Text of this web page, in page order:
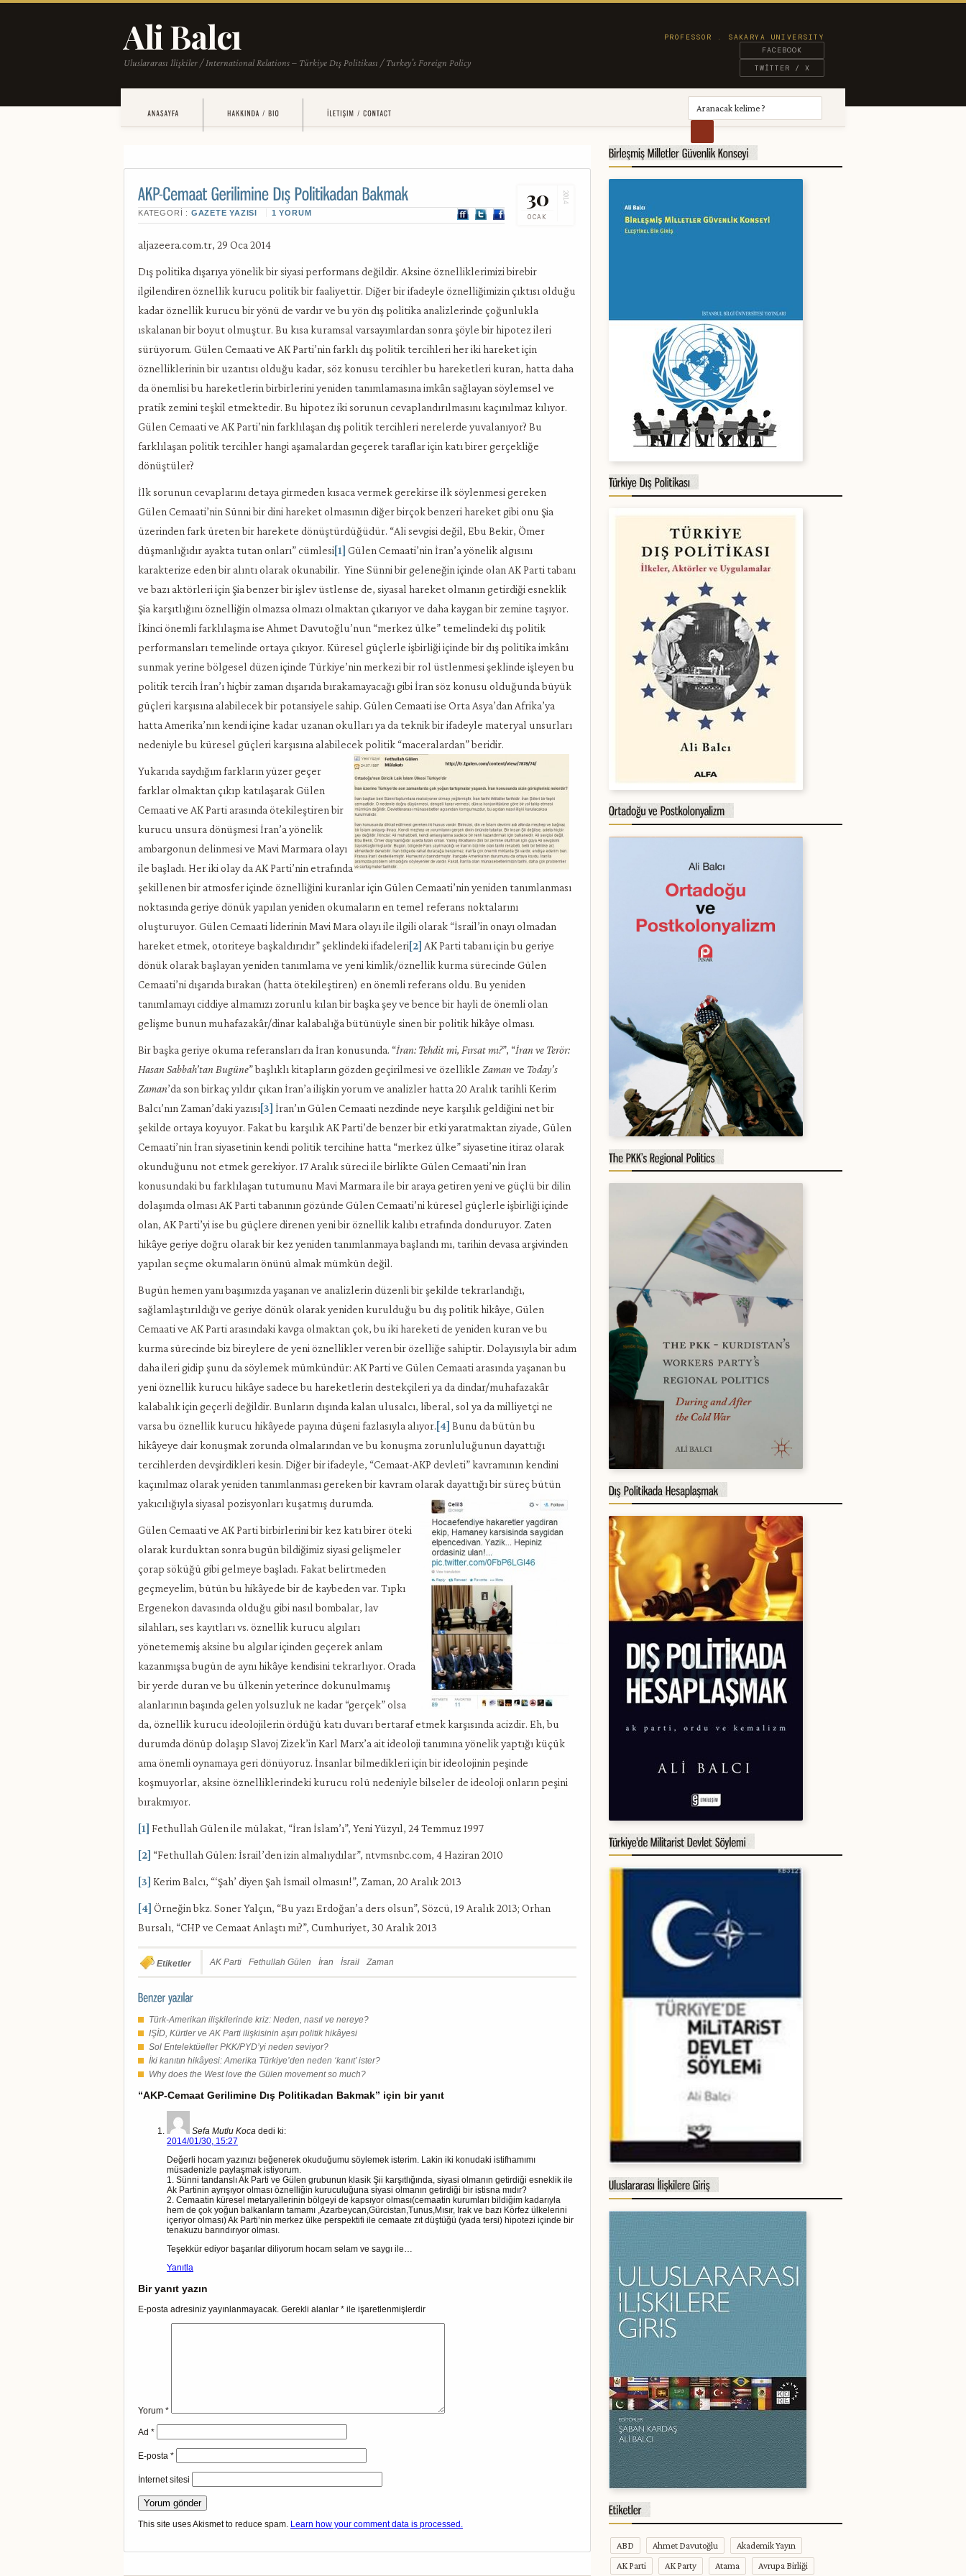
FACEBOOK
TWITTER / X
KATEGORI : GAZETE YAZISI 1 YORUM
30
OCAK
2014
aljazeera.com.tr, 29 Oca 2014
Dış politika dışarıya yönelik bir siyasi performans değildir. Aksine öznelliklerimizi birebir
ilgilendiren öznellik kurucu politik bir faaliyettir. Diğer bir ifadeyle öznelliğimizin çıktısı olduğu
kadar öznellik kurucu bir yönü de vardır ve bu yön dış politika analizlerinde çoğunlukla
ıskalanan bir boyut olmuştur. Bu kısa kuramsal varsayımlardan sonra şöyle bir hipotez ileri
sürüyorum. Gülen Cemaati ve AK Parti’nin farklı dış politik tercihleri her iki hareket için
öznelliklerinin bir uzantısı olduğu kadar, söz konusu tercihler bu hareketleri kuran, hatta daha
da önemlisi bu hareketlerin birbirlerini yeniden tanımlamasına imkân sağlayan söylemsel ve
pratik zemini teşkil etmektedir. Bu hipotez iki sorunun cevaplandırılmasını kaçınılmaz kılıyor.
Gülen Cemaati ve AK Parti’nin farklılaşan dış politik tercihleri nerelerde yuvalanıyor? Bu
farklılaşan politik tercihler hangi aşamalardan geçerek taraflar için katı birer gerçekliğe
dönüştüler?
İlk sorunun cevaplarını detaya girmeden kısaca vermek gerekirse ilk söylenmesi gereken
Gülen Cemaati’nin Sünni bir dini hareket olmasının diğer birçok benzeri hareket gibi onu Şia
üzerinden fark üreten bir harekete dönüştürdüğüdür. “Ali sevgisi değil, Ebu Bekir, Ömer
düşmanlığıdır ayakta tutan onları” cümlesi [1] Gülen Cemaati’nin İran’a yönelik algısını
karakterize eden bir alıntı olarak okunabilir. Yine Sünni bir geleneğin içinde olan AK Parti tabanı
ve bazı aktörleri için Şia benzer bir işlev üstlense de, siyasal hareket olmanın getirdiği esneklik
Şia karşıtlığını öznelliğin olmazsa olmazı olmaktan çıkarıyor ve daha kaygan bir zemine taşıyor.
İkinci önemli farklılaşma ise Ahmet Davutoğlu’nun “merkez ülke” temelindeki dış politik
performansları temelinde ortaya çıkıyor. Küresel güçlerle işbirliği içinde bir dış politika imkânı
sunmak yerine bölgesel düzen içinde Türkiye’nin merkezi bir rol üstlenmesi şeklinde işleyen bu
politik tercih İran’ı hiçbir zaman dışarıda bırakamayacağı gibi İran söz konusu olduğunda büyük
güçleri karşısına alabilecek bir potansiyele sahip. Gülen Cemaati ise Orta Asya’dan Afrika’ya
hatta Amerika’nın kendi içine kadar uzanan okulları ya da teknik bir ifadeyle materyal unsurları
nedeniyle bu küresel güçleri karşısına alabilecek politik “maceralardan” beridir.
Yukarıda saydığım farkların yüzer geçer
farklar olmaktan çıkıp katılaşarak Gülen
Cemaati ve AK Parti arasında ötekileştiren bir
kurucu unsura dönüşmesi İran’a yönelik
ambargonun delinmesi ve Mavi Marmara olayı
ile başladı. Her iki olay da AK Parti’nin etrafında
şekillenen bir atmosfer içinde öznelliğini kuranlar için Gülen Cemaati’nin yeniden tanımlanması
noktasında geriye dönük yapılan yeniden okumaların en temel referans noktalarını
oluşturuyor. Gülen Cemaati liderinin Mavi Mara olayı ile ilgili olarak “İsrail’in onayı olmadan
hareket etmek, otoriteye başkaldırıdır” şeklindeki ifadeleri [2] AK Parti tabanı için bu geriye
dönük olarak başlayan yeniden tanımlama ve yeni kimlik/öznellik kurma sürecinde Gülen
Cemaati’ni dışarıda bırakan (hatta ötekileştiren) en önemli referans oldu. Bu yeniden
tanımlamayı ciddiye almamızı zorunlu kılan bir başka şey ve bence bir hayli de önemli olan
gelişme bunun muhafazakâr/dinar kalabalığa bütünüyle sinen bir politik hikâye olması.
Bir başka geriye okuma referansları da İran konusunda. “İran: Tehdit mi, Fırsat mı?”, “İran ve Terör:
Hasan Sabbah’tan Bugüne” başlıklı kitapların gözden geçirilmesi ve özellikle Zaman ve Today’s
Zaman’da son birkaç yıldır çıkan İran’a ilişkin yorum ve analizler hatta 20 Aralık tarihli Kerim
Balcı’nın Zaman’daki yazısı [3] İran’ın Gülen Cemaati nezdinde neye karşılık geldiğini net bir
şekilde ortaya koyuyor. Fakat bu karşılık AK Parti’de benzer bir etki yaratmaktan ziyade, Gülen
Cemaati’nin İran siyasetinin kendi politik tercihine hatta “merkez ülke” siyasetine itiraz olarak
okunduğunu not etmek gerekiyor. 17 Aralık süreci ile birlikte Gülen Cemaati’nin İran
konusundaki bu farklılaşan tutumunu Mavi Marmara ile bir araya getiren yeni ve güçlü bir dilin
dolaşımda olması AK Parti tabanının gözünde Gülen Cemaati’ni küresel güçlerle işbirliği içinde
olan, AK Parti’yi ise bu güçlere direnen yeni bir öznellik kalıbı etrafında donduruyor. Zaten
hikâye geriye doğru olarak bir kez yeniden tanımlanmaya başlandı mı, tarihin devasa arşivinden
yapılan seçme okumaların önünü almak mümkün değil.
Bugün hemen yanı başımızda yaşanan ve analizlerin düzenli bir şekilde tekrarlandığı,
sağlamlaştırıldığı ve geriye dönük olarak yeniden kurulduğu bu dış politik hikâye, Gülen
Cemaati ve AK Parti arasındaki kavga olmaktan çok, bu iki hareketi de yeniden kuran ve bu
kurma sürecinde biz bireylere de yeni öznellikler veren bir özelliğe sahiptir. Dolayısıyla bir adım
daha ileri gidip şunu da söylemek mümkündür: AK Parti ve Gülen Cemaati arasında yaşanan bu
yeni öznellik kurucu hikâye sadece bu hareketlerin destekçileri ya da dindar/muhafazakâr
kalabalık için geçerli değildir. Bunların dışında kalan ulusalcı, liberal, sol ya da milliyetçi ne
varsa bu öznellik kurucu hikâyede payına düşeni fazlasıyla alıyor. [4] Bunu da bütün bu
hikâyeye dair konuşmak zorunda olmalarından ve bu konuşma zorunluluğunun dayattığı
tercihlerden devşirdikleri kesin. Diğer bir ifadeyle, “Cemaat-AKP devleti” kavramının kendini
kaçınılmaz olarak yeniden tanımlanması gereken bir kavram olarak dayattığı bir süreç bütün
yakıcılığıyla siyasal pozisyonları kuşatmış durumda.
Gülen Cemaati ve AK Parti birbirlerini bir kez katı birer öteki
olarak kurduktan sonra bugün bildiğimiz siyasi gelişmeler
çorap söküğü gibi gelmeye başladı. Fakat belirtmeden
geçmeyelim, bütün bu hikâyede bir de kaybeden var. Tıpkı
Ergenekon davasında olduğu gibi nasıl bombalar, lav
silahları, ses kayıtları vs. öznellik kurucu algıları
yönetememiş aksine bu algılar içinden geçerek anlam
kazanmışsa bugün de aynı hikâye kendisini tekrarlıyor. Orada
bir yerde duran ve bu ülkenin yeterince dokunulmamış
alanlarının başında gelen yolsuzluk ne kadar “gerçek” olsa
da, öznellik kurucu ideolojilerin ördüğü katı duvarı bertaraf etmek karşısında acizdir. Eh, bu
durumda dönüp dolaşıp Slavoj Zizek’in Karl Marx’a ait ideoloji tanımına yönelik yaptığı küçük
ama önemli oynamaya geri dönüyoruz. İnsanlar bilmedikleri için bir ideolojinin peşinde
koşmuyorlar, aksine öznelliklerindeki kurucu rolü nedeniyle bilseler de ideoloji onların peşini
bırakmıyor.
[1] Fethullah Gülen ile mülakat, “İran İslam’ı”, Yeni Yüzyıl, 24 Temmuz 1997
[2] “Fethullah Gülen: İsrail’den izin almalıydılar”, ntvmsnbc.com, 4 Haziran 2010
[3] Kerim Balcı, “‘Şah’ diyen Şah İsmail olmasın!”, Zaman, 20 Aralık 2013
[4] Örneğin bkz. Soner Yalçın, “Bu yazı Erdoğan’a ders olsun”, Sözcü, 19 Aralık 2013; Orhan
Bursalı, “CHP ve Cemaat Anlaştı mı?”, Cumhuriyet, 30 Aralık 2013
Etiketler AK Parti Fethullah Gülen İran İsrail Zaman
Türk-Amerikan ilişkilerinde kriz: Neden, nasıl ve nereye?
IŞİD, Kürtler ve AK Parti ilişkisinin aşırı politik hikâyesi
Sol Entelektüeller PKK/PYD’yi neden seviyor?
İki kanıtın hikâyesi: Amerika Türkiye’den neden ‘kanıt’ ister?
Why does the West love the Gülen movement so much?
“AKP-Cemaat Gerilimine Dış Politikadan Bakmak” için bir yanıt
Sefa Mutlu Koca dedi ki:
2014/01/30, 15:27
Değerli hocam yazınızı beğenerek okuduğumu söylemek isterim. Lakin iki konudaki istifhamımı
müsadenizle paylaşmak istiyorum.
1. Sünni tandanslı Ak Parti ve Gülen grubunun klasik Şii karşıtlığında, siyasi olmanın getirdiği esneklik ile
Ak Partinin ayrışıyor olması öznelliğin kuruculuğuna siyasi olmanın getirdiği bir istisna mıdır?
2. Cemaatin küresel metaryallerinin bölgeyi de kapsıyor olması(cemaatin kurumları bildiğim kadarıyla
hem de çok yoğun balkanların tamamı ,Azarbeycan,Gürcistan,Tunus,Mısır, Irak ve bazı Körfez ülkelerini
içeriyor olması) Ak Parti’nin merkez ülke perspektifi ile cemaate zıt düştüğü (yada tersi) hipotezi içinde bir
tenakuzu barındırıyor olması.
Teşekkür ediyor başarılar diliyorum hocam selam ve saygı ile…
Yanıtla
Bir yanıt yazın
E-posta adresiniz yayınlanmayacak. Gerekli alanlar * ile işaretlenmişlerdir
Yorum *
Ad *
E-posta *
İnternet sitesi
This site uses Akismet to reduce spam. Learn how your comment data is processed.
ABD Ahmet Davutoğlu
Akademik Yayın
AK Parti
AK Party Atama Avrupa Birliği